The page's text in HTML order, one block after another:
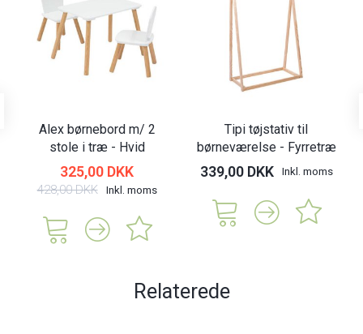
Alex børnebord m/ 2
stole i træ - Hvid
325,00 DKK
428,00 DKK Inkl. moms
Tipi tøjstativ til
børneværelse - Fyrretræ
339,00 DKK Inkl. moms
Relaterede